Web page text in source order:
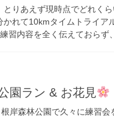
りあえず現時点でどれくら
れて10kmタイムトライア
習内容を全く伝えておら
園ラン & お花見
岸森林公園で久々に練習